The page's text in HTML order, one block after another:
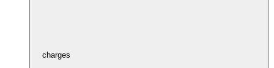
charges